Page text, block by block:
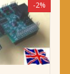
-2%